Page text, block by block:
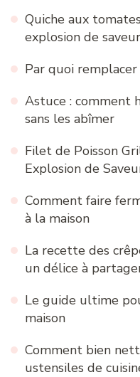
Quiche aux
explosion de
Par quoi
Astuce : comment
sans les abîmer
Filet de Poisson
Explosion de
Comment faire
à la maison
La recette des
un délice à
Le guide ultime
maison
Comment bien
ustensiles de